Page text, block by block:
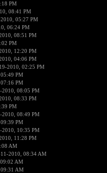
PM
08:41 PM
05:27 PM
06:24 PM
08:51 PM
PM
12:20 PM
04:06 PM
2010, 02:25 PM
PM
PM
2010, 08:05 PM
08:33 PM
PM
2010, 08:49 PM
PM
2010, 10:35 PM
11:28 PM
AM
2010, 08:34 AM
AM
AM